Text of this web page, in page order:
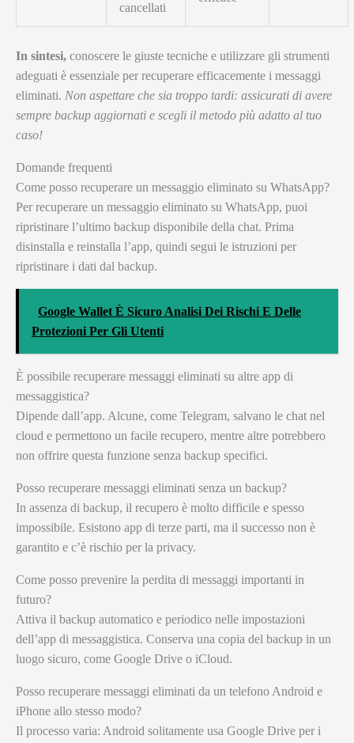
cancellati
In sintesi, conoscere le giuste tecniche e utilizzare gli strumenti
adeguati è essenziale per recuperare efficacemente i messaggi
eliminati. Non aspettare che sia troppo tardi: assicurati di avere
sempre backup aggiornati e scegli il metodo più adatto al tuo
caso!
Domande frequenti
Come posso recuperare un messaggio eliminato su WhatsApp?
Per recuperare un messaggio eliminato su WhatsApp, puoi
ripristinare l’ultimo backup disponibile della chat. Prima
disinstalla e reinstalla l’app, quindi segui le istruzioni per
ripristinare i dati dal backup.
Google Wallet È Sicuro Analisi Dei Rischi E Delle
Protezioni Per Gli Utenti
È possibile recuperare messaggi eliminati su altre app di
messaggistica?
Dipende dall’app. Alcune, come Telegram, salvano le chat nel
cloud e permettono un facile recupero, mentre altre potrebbero
non offrire questa funzione senza backup specifici.
Posso recuperare messaggi eliminati senza un backup?
In assenza di backup, il recupero è molto difficile e spesso
impossibile. Esistono app di terze parti, ma il successo non è
garantito e c’è rischio per la privacy.
Come posso prevenire la perdita di messaggi importanti in
futuro?
Attiva il backup automatico e periodico nelle impostazioni
dell’app di messaggistica. Conserva una copia del backup in un
luogo sicuro, come Google Drive o iCloud.
Posso recuperare messaggi eliminati da un telefono Android e
iPhone allo stesso modo?
Il processo varia: Android solitamente usa Google Drive per i